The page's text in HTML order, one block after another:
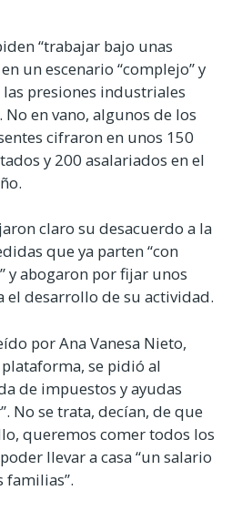
“trabajar bajo unas
un escenario “complejo” y
presiones industriales
en vano, algunos de los
cifraron en unos 150
y 200 asalariados en el
claro su desacuerdo a la
que ya parten “con
y abogaron por fijar unos
el desarrollo de su actividad.
por Ana Vanesa Nieto,
se pidió al
de impuestos y ayudas
No se trata, decían, de que
queremos comer todos los
llevar a casa “un salario
familias”.